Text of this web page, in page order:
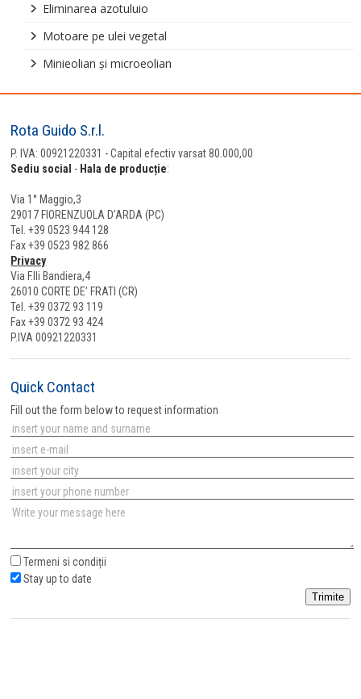
Eliminarea azotuluio
Motoare pe ulei vegetal
Minieolian şi microeolian
Rota Guido S.r.l.
P. IVA: 00921220331 - Capital efectiv varsat 80.000,00
Sediu social - Hala de producție:
Via 1° Maggio,3
29017 FIORENZUOLA D’ARDA (PC)
Tel. +39 0523 944 128
Fax +39 0523 982 866
Privacy
Via F.lli Bandiera,4
26010 CORTE DE’ FRATI (CR)
Tel. +39 0372 93 119
Fax +39 0372 93 424
P.IVA 00921220331
Quick Contact
Fill out the form below to request information
Termeni si condiții
Stay up to date
Trimite